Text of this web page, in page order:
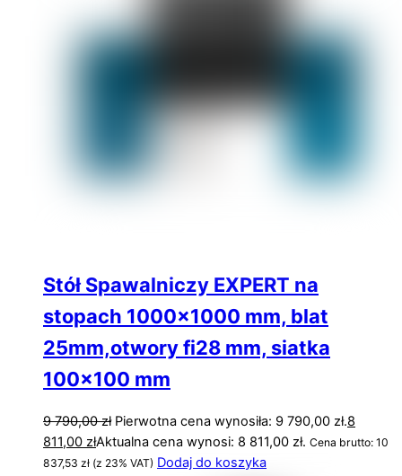
Stół Spawalniczy EXPERT na
stopach 1000×1000 mm, blat
25mm,otwory fi28 mm, siatka
100×100 mm
9 790,00zł Pierwotna cena wynosiła: 9 790,00 zł.8
811,00 złAktualna cena wynosi: 8 811,00 zł. Cena brutto: 10
837,53 zł (z 23% VAT) Dodaj do koszyka